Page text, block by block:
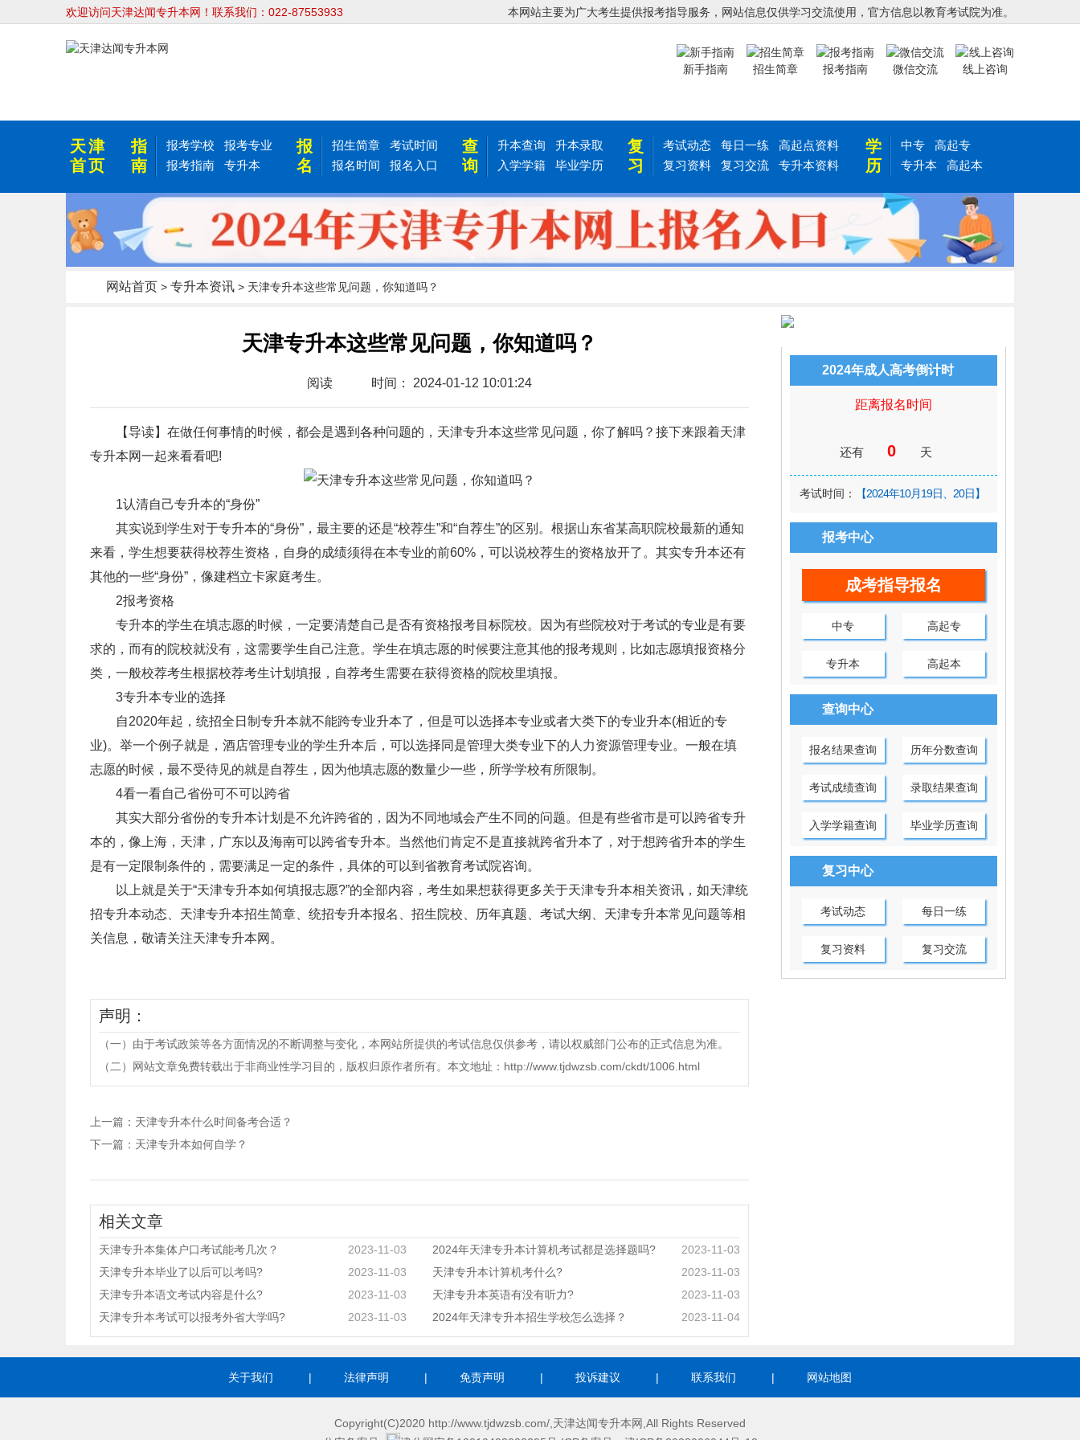
欢迎访问天津达闻专升本网！联系我们：022-87553933 本网站主要为广大考生提供报考指导服务，网站信息仅供学习交流使用，官方信息以教育考试院为准。
新手指南 招生简章 报考指南 微信交流 线上咨询
天津
首页
指
南
报考学校
报考专业
报考指南
专升本
报
名
招生简章
考试时间
报名时间
报名入口
查
询
升本查询
升本录取
入学学籍
毕业学历
复
习
考试动态 每日一练
高起点资料
复习资料
复习交流 专升本资料
学
历
中专
高起专
专升本
高起本
网站首页 > 专升本资讯 > 天津专升本这些常见问题，你知道吗？
天津专升本这些常见问题，你知道吗？
阅读 时间： 2024-01-12 10:01:24
【导读】在做任何事情的时候，都会是遇到各种问题的，天津专升本这些常见问题，你了解吗？接下来跟着天津
专升本网一起来看看吧!
1认清自己专升本的“身份”
其实说到学生对于专升本的“身份”，最主要的还是“校荐生”和“自荐生”的区别。根据山东省某高职院校最新的通知
来看，学生想要获得校荐生资格，自身的成绩须得在本专业的前60%，可以说校荐生的资格放开了。其实专升本还有
其他的一些“身份”，像建档立卡家庭考生。
2报考资格
专升本的学生在填志愿的时候，一定要清楚自己是否有资格报考目标院校。因为有些院校对于考试的专业是有要
求的，而有的院校就没有，这需要学生自己注意。学生在填志愿的时候要注意其他的报考规则，比如志愿填报资格分
类，一般校荐考生根据校荐考生计划填报，自荐考生需要在获得资格的院校里填报。
3专升本专业的选择
自2020年起，统招全日制专升本就不能跨专业升本了，但是可以选择本专业或者大类下的专业升本(相近的专
业)。举一个例子就是，酒店管理专业的学生升本后，可以选择同是管理大类专业下的人力资源管理专业。一般在填
志愿的时候，最不受待见的就是自荐生，因为他填志愿的数量少一些，所学学校有所限制。
4看一看自己省份可不可以跨省
其实大部分省份的专升本计划是不允许跨省的，因为不同地域会产生不同的问题。但是有些省市是可以跨省专升
本的，像上海，天津，广东以及海南可以跨省专升本。当然他们肯定不是直接就跨省升本了，对于想跨省升本的学生
是有一定限制条件的，需要满足一定的条件，具体的可以到省教育考试院咨询。
以上就是关于“天津专升本如何填报志愿?”的全部内容，考生如果想获得更多关于天津专升本相关资讯，如天津统
招专升本动态、天津专升本招生简章、统招专升本报名、招生院校、历年真题、考试大纲、天津专升本常见问题等相
关信息，敬请关注天津专升本网。
声明：
（一）由于考试政策等各方面情况的不断调整与变化，本网站所提供的考试信息仅供参考，请以权威部门公布的正式信息为准。
（二）网站文章免费转载出于非商业性学习目的，版权归原作者所有。本文地址：http://www.tjdwzsb.com/ckdt/1006.html
上一篇： 天津专升本什么时间备考合适？
下一篇： 天津专升本如何自学？
相关文章
天津专升本集体户口考试能考几次？ 2023-11-03 2024年天津专升本计算机考试都是选择题吗?
2023-11-03
天津专升本毕业了以后可以考吗?
2023-11-03 天津专升本计算机考什么?
2023-11-03
天津专升本语文考试内容是什么?
2023-11-03 天津专升本英语有没有听力?
2023-11-03
天津专升本考试可以报考外省大学吗?
2023-11-03 2024年天津专升本招生学校怎么选择？ 2023-11-04
2024年成人高考倒计时
距离报名时间
还有 0 天
考试时间： 【2024年10月19日、20日】
报考中心
成考指导报名
中专 高起专
专升本 高起本
查询中心
报名结果查询 历年分数查询
考试成绩查询 录取结果查询
入学学籍查询 毕业学历查询
复习中心
考试动态 每日一练
复习资料 复习交流
关于我们 | 法律声明 | 免责声明 | 投诉建议 | 联系我们 | 网站地图
Copyright(C)2020 http://www.tjdwzsb.com/,天津达闻专升本网,All Rights Reserved